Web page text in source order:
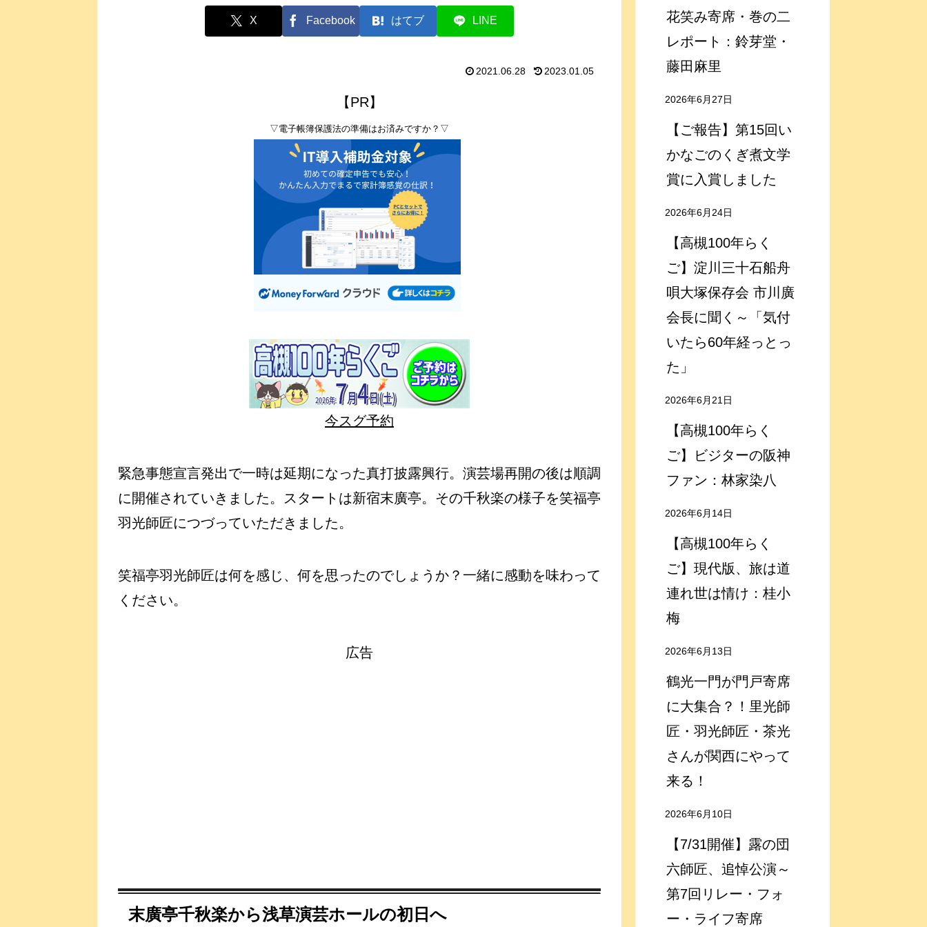
X Facebook はてブ LINE
2021.06.28 2023.01.05
【PR】
▽電子帳簿保護法の準備はお済みですか？▽
今スグ予約
緊急事態宣言発出で一時は延期になった真打披露興行。演芸場再開の後は順調
に開催されていきました。スタートは新宿末廣亭。その千秋楽の様子を笑福亭
羽光師匠につづっていただきました。
笑福亭羽光師匠は何を感じ、何を思ったのでしょうか？一緒に感動を味わって
ください。
広告
末廣亭千秋楽から浅草演芸ホールの初日へ
花笑み寄席・巻の二
レポート：鈴芽堂・
藤田麻里
2026年6月27日
【ご報告】第15回い
かなごのくぎ煮文学
賞に入賞しました
2026年6月24日
【高槻100年らく
ご】淀川三十石船舟
唄大塚保存会 市川廣
会長に聞く～「気付
いたら60年経っとっ
た」
2026年6月21日
【高槻100年らく
ご】ビジターの阪神
ファン：林家染八
2026年6月14日
【高槻100年らく
ご】現代版、旅は道
連れ世は情け：桂小
梅
2026年6月13日
鶴光一門が門戸寄席
に大集合？！里光師
匠・羽光師匠・茶光
さんが関西にやって
来る！
2026年6月10日
【7/31開催】露の団
六師匠、追悼公演～
第7回リレー・フォ
ー・ライフ寄席